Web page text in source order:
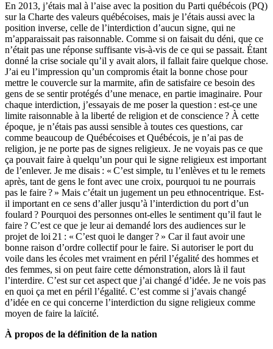
En 2013, j’étais mal à l’aise avec la position du Parti québécois (PQ)
sur la Charte des valeurs québécoises, mais je l’étais aussi avec la
position inverse, celle de l’interdiction d’aucun signe, qui ne
m’apparaissait pas raisonnable. Comme si on faisait du déni, que ce
n’était pas une réponse suffisante vis-à-vis de ce qui se passait. Étant
donné la crise sociale qu’il y avait alors, il fallait faire quelque chose.
J’ai eu l’impression qu’un compromis était la bonne chose pour
mettre le couvercle sur la marmite, afin de satisfaire ce besoin des
gens de se sentir protégés d’une menace, en partie imaginaire. Pour
chaque interdiction, j’essayais de me poser la question : est-ce une
limite raisonnable à la liberté de religion et de conscience ? À cette
époque, je n’étais pas aussi sensible à toutes ces questions, car
comme beaucoup de Québécoises et Québécois, je n’ai pas de
religion, je ne porte pas de signes religieux. Je ne voyais pas ce que
ça pouvait faire à quelqu’un pour qui le signe religieux est important
de l’enlever. Je me disais : « C’est simple, tu l’enlèves et tu le remets
après, tant de gens le font avec une croix, pourquoi tu ne pourrais
pas le faire ? » Mais c’était un jugement un peu ethnocentrique. Est-
il important en ce sens d’aller jusqu’à l’interdiction du port d’un
foulard ? Pourquoi des personnes ont-elles le sentiment qu’il faut le
faire ? C’est ce que je leur ai demandé lors des audiences sur le
projet de loi 21 : « C’est quoi le danger ? » Car il faut avoir une
bonne raison d’ordre collectif pour le faire. Si autoriser le port du
voile dans les écoles met vraiment en péril l’égalité des hommes et
des femmes, si on peut faire cette démonstration, alors là il faut
l’interdire. C’est sur cet aspect que j’ai changé d’idée. Je ne vois pas
en quoi ça met en péril l’égalité. C’est comme si j’avais changé
d’idée en ce qui concerne l’interdiction du signe religieux comme
moyen de faire la laïcité.
À propos de la définition de la nation